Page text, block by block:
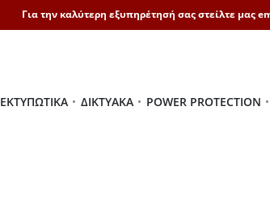
Για την καλύτερη εξυπηρέτησή σας στείλτε μας
ΕΚΤΥΠΩΤΙΚΆ ΔΙΚΤΥΑΚΆ POWER PROTECTION